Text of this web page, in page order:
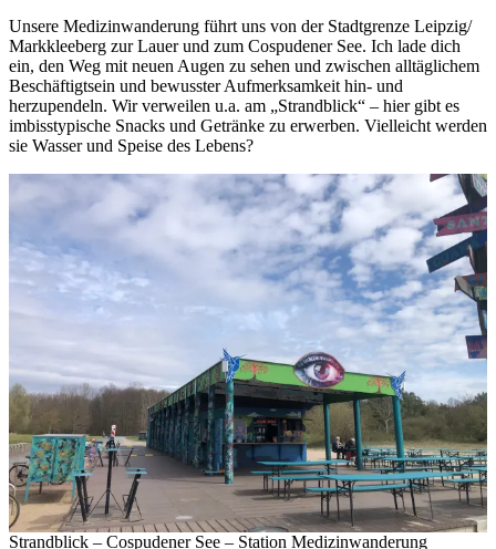
Unsere Medizinwanderung führt uns von der Stadtgrenze Leipzig/
Markkleeberg zur Lauer und zum Cospudener See. Ich lade dich
ein, den Weg mit neuen Augen zu sehen und zwischen alltäglichem
Beschäftigtsein und bewusster Aufmerksamkeit hin- und
herzupendeln. Wir verweilen u.a. am „Strandblick“ – hier gibt es
imbisstypische Snacks und Getränke zu erwerben. Vielleicht werden
sie Wasser und Speise des Lebens?
Strandblick – Cospudener See – Station Medizinwanderung